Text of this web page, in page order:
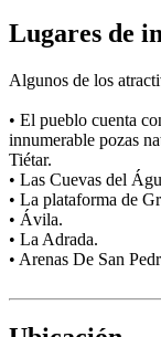
Lugares de
Algunos de los
• El pueblo cuenta
innumerable pozas
Tiétar.
• Las Cuevas del
• La plataforma de
• Ávila.
• La Adrada.
• Arenas De San